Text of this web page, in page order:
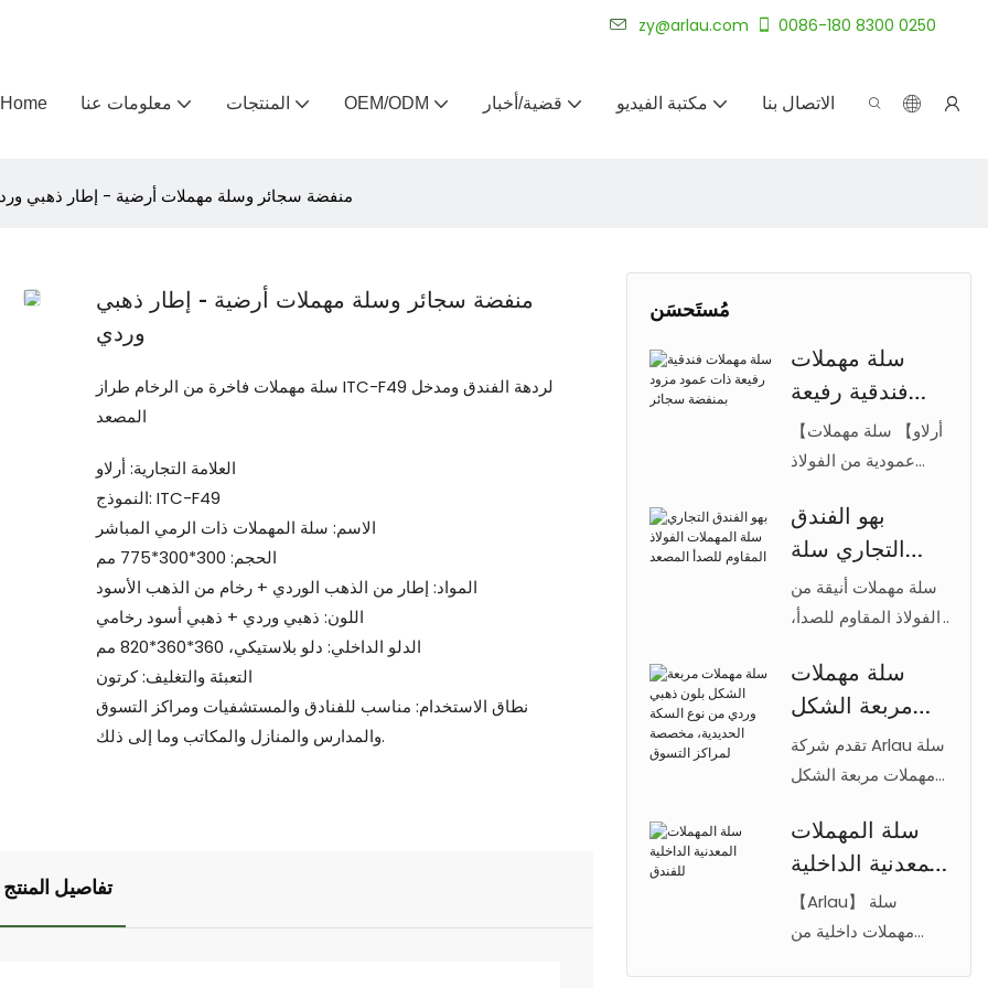
zy@arlau.com 0086-180 8300 0250
Home معلومات عنا المنتجات OEM/ODM قضية/أخبار مكتبة الفيديو الاتصال بنا
منفضة سجائر وسلة مهملات أرضية - إطار ذهبي
منفضة سجائر وسلة مهملات أرضية - إطار ذهبي
وردي
سلة مهملات فاخرة من الرخام طراز ITC-F49 لردهة الفندق ومدخل
المصعد
العلامة التجارية: أرلاو
النموذج: ITC-F49
الاسم: سلة المهملات ذات الرمي المباشر
الحجم: 300*300*775 مم
المواد: إطار من الذهب الوردي + رخام من الذهب الأسود
اللون: ذهبي وردي + ذهبي أسود رخامي
الدلو الداخلي: دلو بلاستيكي، 360*360*820 مم
التعبئة والتغليف: كرتون
نطاق الاستخدام: مناسب للفنادق والمستشفيات ومراكز التسوق
والمدارس والمنازل والمكاتب وما إلى ذلك.
تفاصيل المنتج
مُستَحسَن
سلة مهملات
فندقية رفيعة
ذات عمود مزود
بمنفضة سجائر
【أرلاو】 سلة مهملات
عمودية من الفولاذ
أسطوانة داخلية
مجلفنة. متوفرة بلمسة
نهائية مصقولة أو
مطلية بالكهرباء.
والمكاتب والمطارات
والأماكن العامة
بهو الفندق
التجاري سلة
المهملات الفولاذ
المقاوم للصدأ
سلة مهملات أنيقة من
الفولاذ المقاوم للصدأ،
لردهات الفنادق
والمصاعد التجارية، من
إنتاج شركة Arlau.
تتميز بمنفضة سجائر،
عصري. مثالية للمكاتب
سلة مهملات
مربعة الشكل
بلون ذهبي وردي
من نوع السكة
مخصصة لمراكز
التسوق
تقدم شركة Arlau سلة
مهملات مربعة الشكل
مزودة بقاعدة من
الفولاذ المقاوم للصدأ
201 وطلاء مقاوم
لبصمات الأصابع. تتميز
من الحديد المجلفن
سلة المهملات
المعدنية الداخلية
للفندق
【Arlau】 سلة
مهملات داخلية من